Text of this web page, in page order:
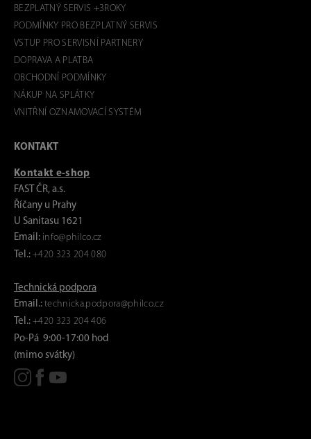
BEZPLATNÝ SERVIS +3ROKY
PODMÍNKY PRO BEZPLATNÝ SERVIS
VSTUP PRO SERVISNÍ PARTNERY
DOPRAVA A PLATBA
OBCHODNÍ PODMÍNKY
NÁKUP NA SPLÁTKY
VNITŘNÍ OZNAMOVACÍ SYSTÉM
KONTAKT
Kontakt e-shop
FAST ČR, a.s.
Říčany u Prahy
U Sanitasu 1621
Email: info@philco.cz
Tel.: +420 323 204 080
Technická podpora
Email.: technicka.podpora@philco.cz
Tel.: +420 323 204 406
Po-Pá 9:00-17:00 hod
(mimo svátky)